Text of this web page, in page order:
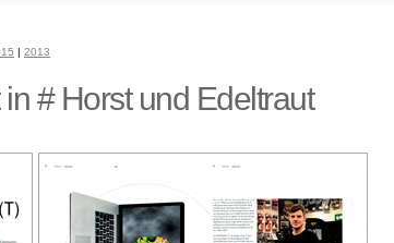
| 2013
# Horst und Edeltraut